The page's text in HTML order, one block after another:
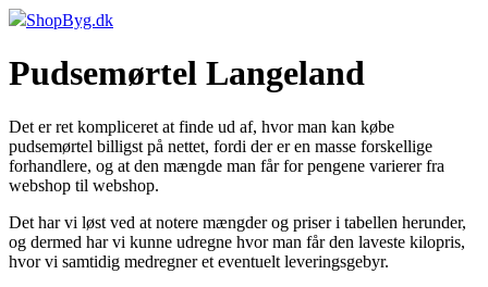
ShopByg.dk
Pudsemørtel Langeland
Det er ret kompliceret at finde ud af, hvor man kan købe
pudsemørtel billigst på nettet, fordi der er en masse forskellige
forhandlere, og at den mængde man får for pengene varierer fra
webshop til webshop.
Det har vi løst ved at notere mængder og priser i tabellen herunder,
og dermed har vi kunne udregne hvor man får den laveste kilopris,
hvor vi samtidig medregner et eventuelt leveringsgebyr.